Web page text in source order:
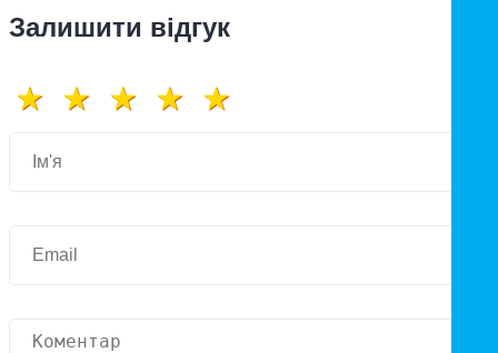
Залишити відгук